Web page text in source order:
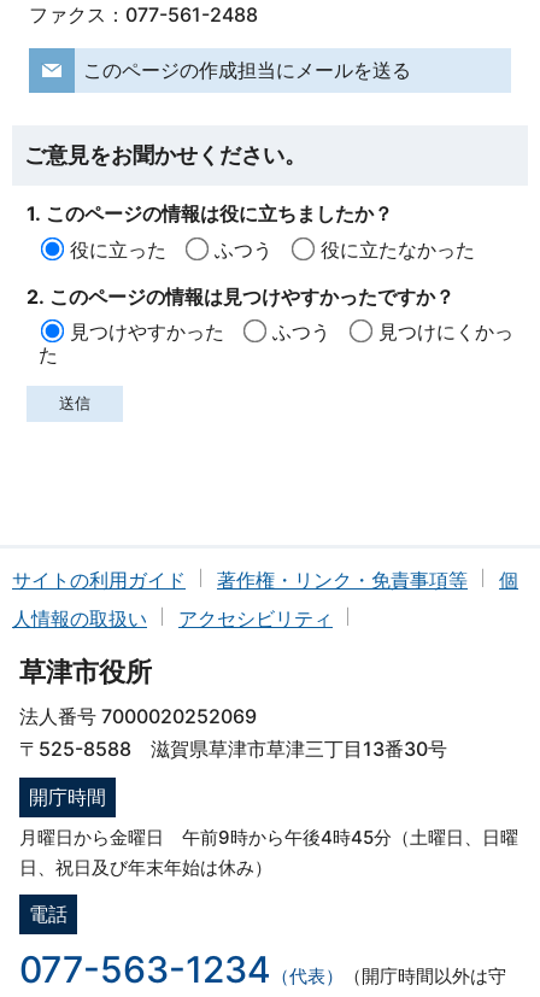
ファクス：077-561-2488
このページの作成担当にメールを送る
ご意見をお聞かせください。
1. このページの情報は役に立ちましたか？
役に立った
ふつう
役に立たなかった
2. このページの情報は見つけやすかったですか？
見つけやすかった
ふつう
見つけにくかっ
た
サイトの利用ガイド 著作権・リンク・免責事項等
個
人情報の取扱い
アクセシビリティ
草津市役所
法人番号 7000020252069
〒525-8588 滋賀県草津市草津三丁目13番30号
開庁時間
月曜日から金曜日 午前9時から午後4時45分（土曜日、日曜
日、祝日及び年末年始は休み）
電話
077-563-1234 （代表） （開庁時間以外は守